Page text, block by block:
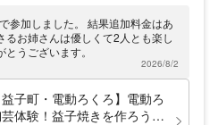
を作ってみませんか。グループのお客
く来店する、いつも賑やかな教室で
参加しました。 結果追加料金はあ
お姉さんは優しくて2人とも楽し
うございます。
2026/8/2
益子町・電動ろくろ】電動ろ
体験！益子焼きを作ろう